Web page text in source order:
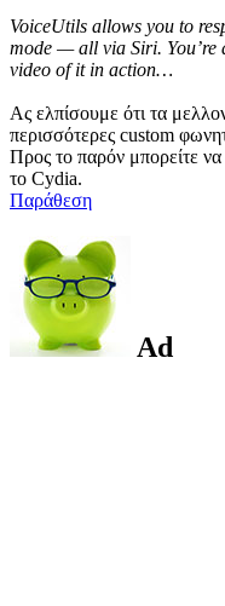
VoiceUtils allows you to
mode — all via Siri. You’re
video of it in action…
Ας ελπίσουμε ότι τα
περισσότερες custom
Προς το παρόν μπορείτε
το Cydia.
Παράθεση
Ad